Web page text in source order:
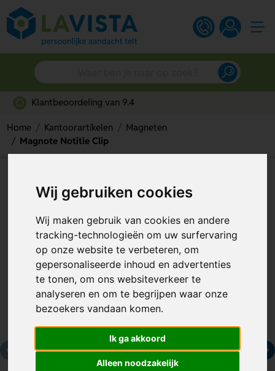
Wij gebruiken cookies
Wij maken gebruik van cookies en andere
tracking-technologieën om uw surfervaring
op onze website te verbeteren, om
gepersonaliseerde inhoud en advertenties
te tonen, om ons websiteverkeer te
analyseren en om te begrijpen waar onze
bezoekers vandaan komen.
Ik ga akkoord
Alleen noodzakelijk
Snelle persoonlijke service
Home Kantoorartikelen
Magneten
Magnote Notitie Clip
Magnote Notitie Clip
Artikelnummer: